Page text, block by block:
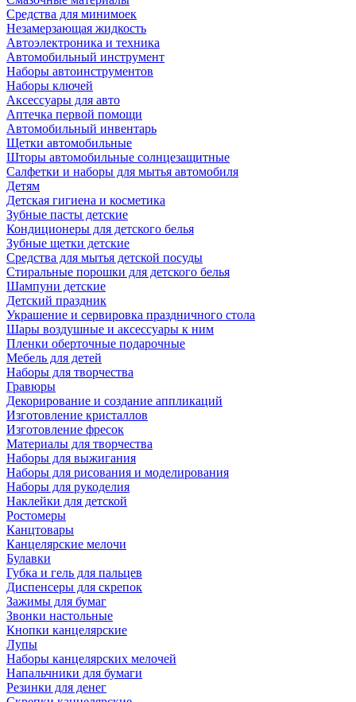
Средства для минимоек
Незамерзающая жидкость
Автоэлектроника и техника
Автомобильный инструмент
Наборы автоинструментов
Наборы ключей
Аксессуары для авто
Аптечка первой помощи
Автомобильный инвентарь
Щетки автомобильные
Шторы автомобильные солнцезащитные
Салфетки и наборы для мытья автомобиля
Детям
Детская гигиена и косметика
Зубные пасты детские
Кондиционеры для детского белья
Зубные щетки детские
Средства для мытья детской посуды
Стиральные порошки для детского белья
Шампуни детские
Детский праздник
Украшение и сервировка праздничного стола
Шары воздушные и аксессуары к ним
Пленки оберточные подарочные
Мебель для детей
Наборы для творчества
Гравюры
Декорирование и создание аппликаций
Изготовление кристаллов
Изготовление фресок
Материалы для творчества
Наборы для выжигания
Наборы для рисования и моделирования
Наборы для рукоделия
Наклейки для детской
Ростомеры
Канцтовары
Канцелярские мелочи
Булавки
Губка и гель для пальцев
Диспенсеры для скрепок
Зажимы для бумаг
Звонки настольные
Кнопки канцелярские
Лупы
Наборы канцелярских мелочей
Напальчники для бумаги
Резинки для денег